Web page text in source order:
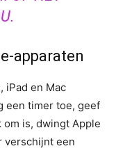
apparaten
iPad en Mac
een timer toe, geef
is, dwingt Apple
verschijnt een